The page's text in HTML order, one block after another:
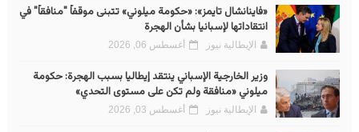
«فاينانشال تايمز»: «حكومة ميلوني» تتبنى موقفاً "منافقاً" في
انتقاداتها لإسبانيا بشأن الهجرة
الإيطالية نيوز أغسطس 06, 2026
وزير الخارجية الإسباني ينتقد إيطاليا بسبب الهجرة: حكومة
ميلوني «منافقة ولم تكن على مستوى التحدي»
الإيطالية نيوز أغسطس 03, 2026